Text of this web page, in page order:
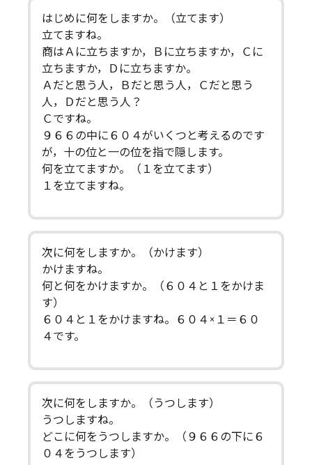
はじめに何をしますか。（立てます）
立てますね。
商はＡに立ちますか，Ｂに立ちますか，Ｃに
立ちますか，Ｄに立ちますか。
Ａだと思う人，Ｂだと思う人，Ｃだと思う
人，Ｄだと思う人？
Ｃですね。
９６６の中に６０４がいくつと考えるのです
が，十の位と一の位を指で隠します。
何を立てますか。（１を立てます）
１を立てますね。
次に何をしますか。（かけます）
かけますね。
何と何をかけますか。（６０４と１をかけま
す）
６０４と１をかけますね。６０４×１＝６０
４です。
次に何をしますか。（うつします）
うつしますね。
どこに何をうつしますか。（９６６の下に６
０４をうつします）